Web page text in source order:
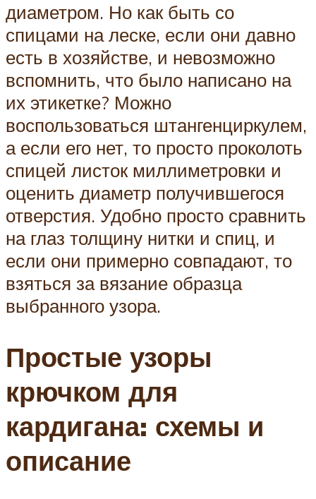
диаметром. Но как быть со
спицами на леске, если они давно
есть в хозяйстве, и невозможно
вспомнить, что было написано на
их этикетке? Можно
воспользоваться штангенциркулем,
а если его нет, то просто проколоть
спицей листок миллиметровки и
оценить диаметр получившегося
отверстия. Удобно просто сравнить
на глаз толщину нитки и спиц, и
если они примерно совпадают, то
взяться за вязание образца
выбранного узора.
Простые узоры
крючком для
кардигана: схемы и
описание